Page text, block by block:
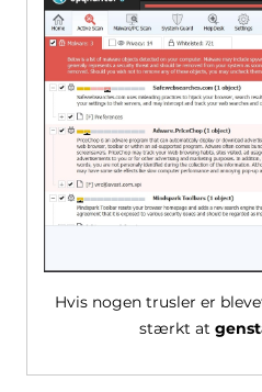
Hvis nogen trusler er
stærkt at